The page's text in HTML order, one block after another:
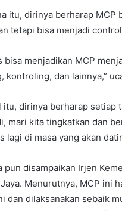
itu, dirinya berharap MCP
tetapi bisa menjadi
bisa menjadikan MCP
kontroling, dan lainnya,”
itu, dirinya berharap setiap
mari kita tingkatkan dan
lagi di masa yang akan
pun disampaikan Irjen
Menurutnya, MCP ini
dan dilaksanakan sebaik